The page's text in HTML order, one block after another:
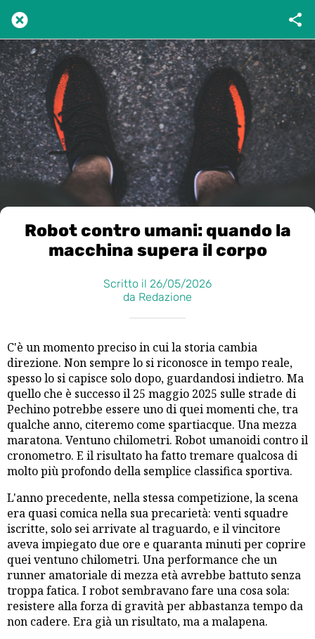
Robot contro umani: quando la
macchina supera il corpo
Scritto il 26/05/2026
da Redazione
C'è un momento preciso in cui la storia cambia
direzione. Non sempre lo si riconosce in tempo reale,
spesso lo si capisce solo dopo, guardandosi indietro. Ma
quello che è successo il 25 maggio 2025 sulle strade di
Pechino potrebbe essere uno di quei momenti che, tra
qualche anno, citeremo come spartiacque. Una mezza
maratona. Ventuno chilometri. Robot umanoidi contro il
cronometro. E il risultato ha fatto tremare qualcosa di
molto più profondo della semplice classifica sportiva.
L'anno precedente, nella stessa competizione, la scena
era quasi comica nella sua precarietà: venti squadre
iscritte, solo sei arrivate al traguardo, e il vincitore
aveva impiegato due ore e quaranta minuti per coprire
quei ventuno chilometri. Una performance che un
runner amatoriale di mezza età avrebbe battuto senza
troppa fatica. I robot sembravano fare una cosa sola:
resistere alla forza di gravità per abbastanza tempo da
non cadere. Era già un risultato, ma a malapena.